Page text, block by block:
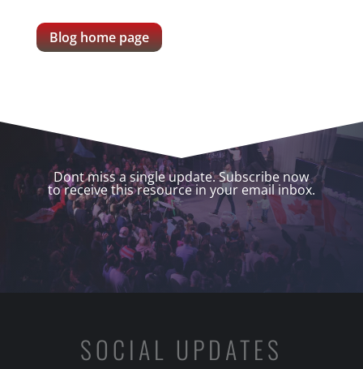
Blog home page
Dont miss a single update. Subscribe now
to receive this resource in your email inbox.
SOCIAL UPDATES